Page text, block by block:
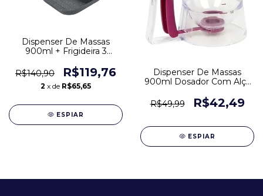
Dispenser De Massas
900ml + Frigideira 3
R$140,90
R$119,76
2 x de R$65,65
ESPIAR
Dispenser De Massas
900ml Dosador Com Alça
R$49,99
R$42,49
ESPIAR